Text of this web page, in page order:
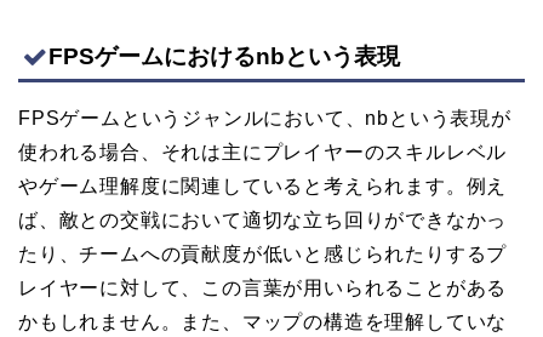
FPSゲームにおけるnbという表現
FPSゲームというジャンルにおいて、nbという表現が
使われる場合、それは主にプレイヤーのスキルレベル
やゲーム理解度に関連していると考えられます。例え
ば、敵との交戦において適切な立ち回りができなかっ
たり、チームへの貢献度が低いと感じられたりするプ
レイヤーに対して、この言葉が用いられることがある
かもしれません。また、マップの構造を理解していな